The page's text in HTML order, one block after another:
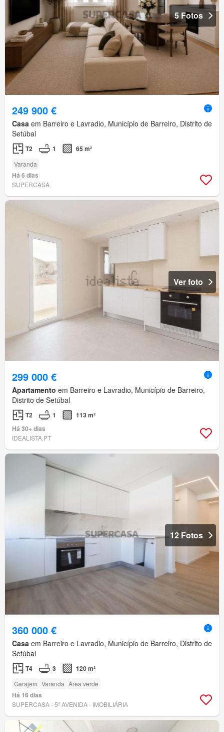
5 Fotos
249 900 €
Casa em Barreiro e Lavradio, Município de Barreiro, Distrito de
Setúbal
T2 1 65 m²
Varanda
Há 6 dias
SUPERCASA
Ver foto
299 000 €
Apartamento em Barreiro e Lavradio, Município de Barreiro,
Distrito de Setúbal
T2 1
113 m²
Há 30+ dias
IDEALISTA.PT
12 Fotos
360 000 €
Casa em Barreiro e Lavradio, Município de Barreiro, Distrito de
Setúbal
T4 3 120 m²
Garajem Varanda Área verde
Há 16 dias
SUPERCASA - 5ª AVENIDA - IMOBILIÁRIA